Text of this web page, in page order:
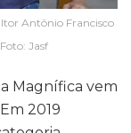
Antônio Francisco
Jasf
Magnífica vem
2019